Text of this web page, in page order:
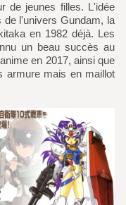
de jeunes filles. L'idée
l'univers Gundam, la
en 1982 déjà. Les
un beau succès au
en 2017, ainsi que
armure mais en maillot